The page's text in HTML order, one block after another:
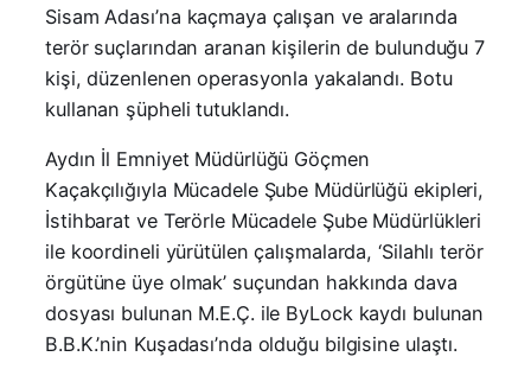
Sisam Adası’na kaçmaya çalışan ve aralarında
terör suçlarından aranan kişilerin de bulunduğu 7
kişi, düzenlenen operasyonla yakalandı. Botu
kullanan şüpheli tutuklandı.
Aydın İl Emniyet Müdürlüğü Göçmen
Kaçakçılığıyla Mücadele Şube Müdürlüğü ekipleri,
İstihbarat ve Terörle Mücadele Şube Müdürlükleri
ile koordineli yürütülen çalışmalarda, ‘Silahlı terör
örgütüne üye olmak’ suçundan hakkında dava
dosyası bulunan M.E.Ç. ile ByLock kaydı bulunan
B.B.K.’nin Kuşadası’nda olduğu bilgisine ulaştı.